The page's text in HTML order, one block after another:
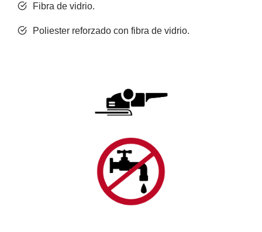
Fibra de vidrio.
Poliester reforzado con fibra de vidrio.